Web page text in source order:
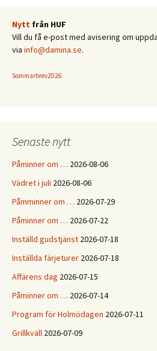
Nytt från HUF
Vill du få e-post med avisering om
via info@damina.se.
Sommarbrev2026
Senaste nytt
Påminner om … 2026-08-06
Vädret i juli 2026-08-06
Påmminner om … 2026-07-29
Påminner om … 2026-07-22
Inställd gudstjänst 2026-07-18
Inställda färjeturer 2026-07-18
Affärens dag 2026-07-15
Påminner om … 2026-07-14
Program för Holmödagen 2026-07-11
Grillkväll 2026-07-09